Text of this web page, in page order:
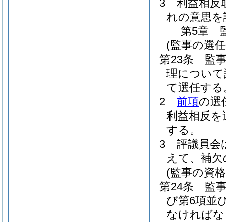
3
利益相反
れの意思
第5章
(監事の選
第23条
監
理につい
て選任する
2
前項の選
利益相反
する。
3
評議員会
えて、補
(監事の資
第24条
監
び第6項並
なければ